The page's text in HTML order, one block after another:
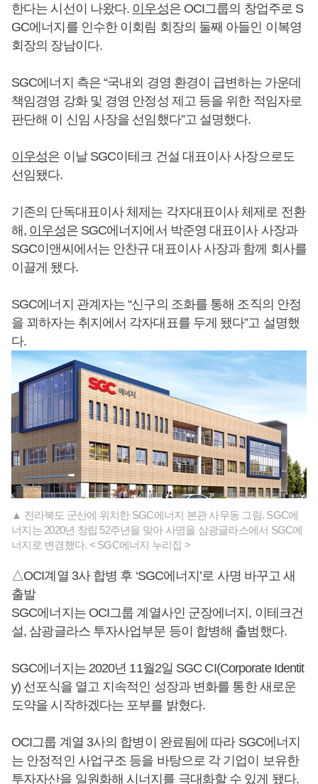
한다는 시선이 나왔다. 이우성은 OCI그룹의 창업주로 S
GC에너지를 인수한 이회림 회장의 둘째 아들인 이복영
회장의 장남이다.
SGC에너지 측은 “국내외 경영 환경이 급변하는 가운데
책임경영 강화 및 경영 안정성 제고 등을 위한 적임자로
판단해 이 신임 사장을 선임했다”고 설명했다.
이우성은 이날 SGC이테크 건설 대표이사 사장으로도
선임됐다.
기존의 단독대표이사 체제는 각자대표이사 체제로 전환
해, 이우성은 SGC에너지에서 박준영 대표이사 사장과
SGC이앤씨에서는 안찬규 대표이사 사장과 함께 회사를
이끌게 됐다.
SGC에너지 관계자는 “신구의 조화를 통해 조직의 안정
을 꾀하자는 취지에서 각자대표를 두게 됐다”고 설명했
다.
▲ 전라북도 군산에 위치한 SGC에너지 본관 사무동 그림. SGC에
너지는 2020년 창립 52주년을 맞아 사명을 삼광글라스에서 SGC에
너지로 변경했다. < SGC에너지 누리집 >
△OCI계열 3사 합병 후 ‘SGC에너지’로 사명 바꾸고 새
출발
SGC에너지는 OCI그룹 계열사인 군장에너지, 이테크건
설, 삼광글라스 투자사업부문 등이 합병해 출범했다.
SGC에너지는 2020년 11월2일 SGC CI(Corporate Identit
y) 선포식을 열고 지속적인 성장과 변화를 통한 새로운
도약을 시작하겠다는 포부를 밝혔다.
OCI그룹 계열 3사의 합병이 완료됨에 따라 SGC에너지
는 안정적인 사업구조 등을 바탕으로 각 기업이 보유한
투자자산을 일원화해 시너지를 극대화할 수 있게 됐다.